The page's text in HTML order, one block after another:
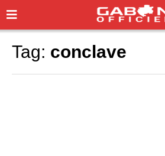
Tag: conclave